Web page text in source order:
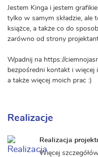
Jestem Kinga i jestem
tylko w samym składzie, ale
książce, a także co do
zarówno od strony
Wpadnij na https://
bezpośredni kontakt i więcej
a także więcej moich prac :)
Realizacje
Realizacja
Więcej